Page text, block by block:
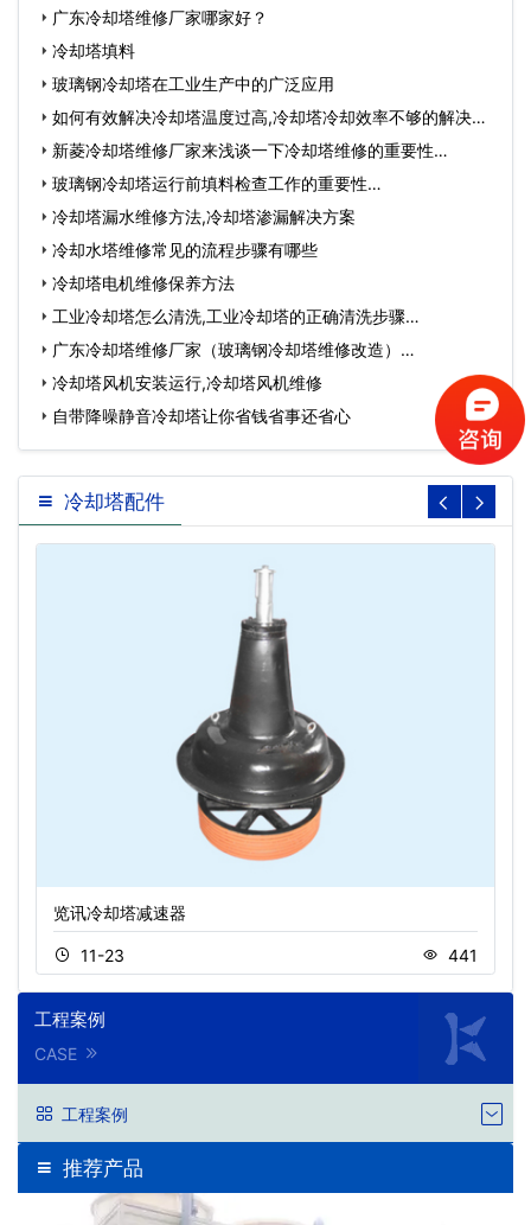
广东冷却塔维修厂家哪家好？
冷却塔填料
玻璃钢冷却塔在工业生产中的广泛应用
如何有效解决冷却塔温度过高,冷却塔冷却效率不够的解决方
法…新菱冷却塔维修厂家来浅谈一下冷却塔维修的重要性…
玻璃钢冷却塔运行前填料检查工作的重要性…
冷却塔漏水维修方法,冷却塔渗漏解决方案
冷却水塔维修常见的流程步骤有哪些
冷却塔电机维修保养方法
工业冷却塔怎么清洗,工业冷却塔的正确清洗步骤…
广东冷却塔维修厂家（玻璃钢冷却塔维修改造）…
冷却塔风机安装运行,冷却塔风机维修
自带降噪静音冷却塔让你省钱省事还省心
冷却塔配件
览讯冷却塔减速器
11-23 441
工程案例
CASE
工程案例
推荐产品